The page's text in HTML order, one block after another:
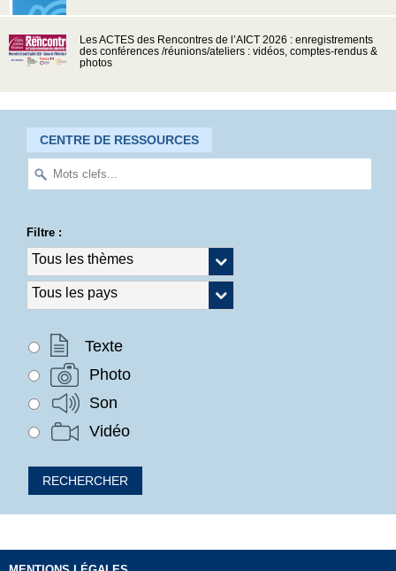
Les ACTES des Rencontres de l’AICT 2026 : enregistrements
des conférences /réunions/ateliers : vidéos, comptes-rendus &
photos
CENTRE DE RESSOURCES
Filtre :
Texte
Photo
Son
Vidéo